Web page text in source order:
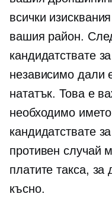
всички
вашия район.
кандидатствате
независимо дали
нататък. Това е
необходимо
кандидатствате
противен случай
платите такса,
късно.